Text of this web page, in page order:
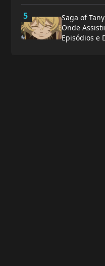
5
Saga of
Onde
Episódios e